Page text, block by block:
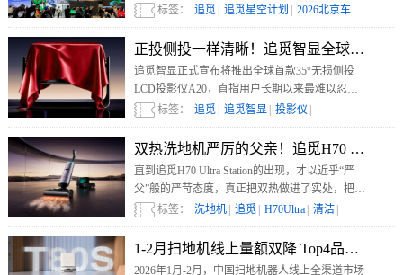
智能化迎来爆发期的关键节点，追觅“星空计划”
携重磅阵容亮相B303展位。
标签： 追觅 追觅星空计划
2026北京车
展| 北京车展 |
正投侧投一样清晰！追觅智显全球首发
追觅智显正式宣布将推出全球首款35°无损侧投
LCD投影仪A20，直指用户长期以来最难以忍受
的使用痛点——投影必须“摆正”。
标签： 追觅 追觅智显 投影仪
双热洗地机严厉的父亲！追觅H70 Ultra直
直到追觅H70 Ultra Station的出现，才以近乎“严
父”般的严苛态度，真正把双热做进了实处，把
“快、准、狠” 的有效双热，落到了每一次清洁
里。
标签： 洗地机 追觅 H70Ultra 清洁
1-2月扫地机线上量额双降 Top4品牌销额
2026年1月-2月，中国扫地机器人线上全渠道市场